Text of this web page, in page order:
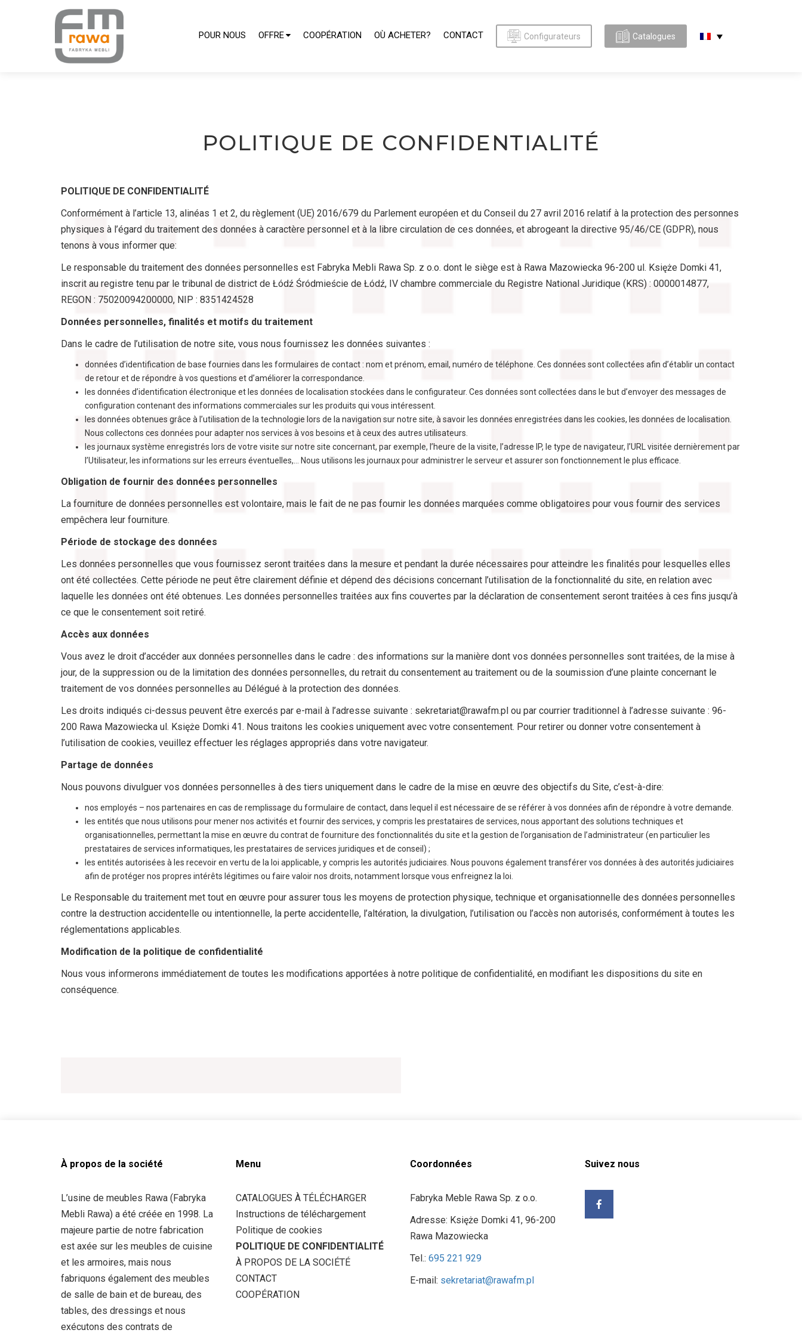
POUR NOUS OFFRE COOPÉRATION OÙ ACHETER? CONTACT Configurateurs Catalogues
COOPÉRATION
CONTACT
POLONAIS)
ENGLISH
ANGLAIS)
DEUTSCH
ALLEMAND)
POLITIQUE DE CONFIDENTIALITÉ
POLITIQUE DE CONFIDENTIALITÉ
Conformément à l’article 13, alinéas 1 et 2, du règlement (UE) 2016/679 du Parlement européen et du Conseil du 27 avril 2016 relatif à la protection des personnes
physiques à l’égard du traitement des données à caractère personnel et à la libre circulation de ces données, et abrogeant la directive 95/46/CE (GDPR), nous
tenons à vous informer que:
Le responsable du traitement des données personnelles est Fabryka Mebli Rawa Sp. z o.o. dont le siège est à Rawa Mazowiecka 96-200 ul. Księże Domki 41,
inscrit au registre tenu par le tribunal de district de Łódź Śródmieście de Łódź, IV chambre commerciale du Registre National Juridique (KRS) : 0000014877,
REGON : 75020094200000, NIP : 8351424528
Données personnelles, finalités et motifs du traitement
Dans le cadre de l’utilisation de notre site, vous nous fournissez les données suivantes :
données d’identification de base fournies dans les formulaires de contact : nom et prénom, email, numéro de téléphone. Ces données sont collectées afin d’établir un contact
de retour et de répondre à vos questions et d’améliorer la correspondance.
les données d’identification électronique et les données de localisation stockées dans le configurateur. Ces données sont collectées dans le but d’envoyer des messages de
configuration contenant des informations commerciales sur les produits qui vous intéressent.
les données obtenues grâce à l’utilisation de la technologie lors de la navigation sur notre site, à savoir les données enregistrées dans les cookies, les données de localisation.
Nous collectons ces données pour adapter nos services à vos besoins et à ceux des autres utilisateurs.
les journaux système enregistrés lors de votre visite sur notre site concernant, par exemple, l’heure de la visite, l’adresse IP, le type de navigateur, l’URL visitée dernièrement par
l’Utilisateur, les informations sur les erreurs éventuelles,… Nous utilisons les journaux pour administrer le serveur et assurer son fonctionnement le plus efficace.
Obligation de fournir des données personnelles
La fourniture de données personnelles est volontaire, mais le fait de ne pas fournir les données marquées comme obligatoires pour vous fournir des services
empêchera leur fourniture.
Période de stockage des données
Les données personnelles que vous fournissez seront traitées dans la mesure et pendant la durée nécessaires pour atteindre les finalités pour lesquelles elles
ont été collectées. Cette période ne peut être clairement définie et dépend des décisions concernant l’utilisation de la fonctionnalité du site, en relation avec
laquelle les données ont été obtenues. Les données personnelles traitées aux fins couvertes par la déclaration de consentement seront traitées à ces fins jusqu’à
ce que le consentement soit retiré.
Accès aux données
Vous avez le droit d’accéder aux données personnelles dans le cadre : des informations sur la manière dont vos données personnelles sont traitées, de la mise à
jour, de la suppression ou de la limitation des données personnelles, du retrait du consentement au traitement ou de la soumission d’une plainte concernant le
traitement de vos données personnelles au Délégué à la protection des données.
Les droits indiqués ci-dessus peuvent être exercés par e-mail à l’adresse suivante : sekretariat@rawafm.pl ou par courrier traditionnel à l’adresse suivante : 96-
200 Rawa Mazowiecka ul. Księże Domki 41. Nous traitons les cookies uniquement avec votre consentement. Pour retirer ou donner votre consentement à
l’utilisation de cookies, veuillez effectuer les réglages appropriés dans votre navigateur.
Partage de données
Nous pouvons divulguer vos données personnelles à des tiers uniquement dans le cadre de la mise en œuvre des objectifs du Site, c’est-à-dire:
nos employés – nos partenaires en cas de remplissage du formulaire de contact, dans lequel il est nécessaire de se référer à vos données afin de répondre à votre demande.
les entités que nous utilisons pour mener nos activités et fournir des services, y compris les prestataires de services, nous apportant des solutions techniques et
organisationnelles, permettant la mise en œuvre du contrat de fourniture des fonctionnalités du site et la gestion de l’organisation de l’administrateur (en particulier les
prestataires de services informatiques, les prestataires de services juridiques et de conseil) ;
les entités autorisées à les recevoir en vertu de la loi applicable, y compris les autorités judiciaires. Nous pouvons également transférer vos données à des autorités judiciaires
afin de protéger nos propres intérêts légitimes ou faire valoir nos droits, notamment lorsque vous enfreignez la loi.
Le Responsable du traitement met tout en œuvre pour assurer tous les moyens de protection physique, technique et organisationnelle des données personnelles
contre la destruction accidentelle ou intentionnelle, la perte accidentelle, l’altération, la divulgation, l’utilisation ou l’accès non autorisés, conformément à toutes les
réglementations applicables.
Modification de la politique de confidentialité
Nous vous informerons immédiatement de toutes les modifications apportées à notre politique de confidentialité, en modifiant les dispositions du site en
conséquence.
À propos de la société
L’usine de meubles Rawa (Fabryka
Mebli Rawa) a été créée en 1998. La
majeure partie de notre fabrication
est axée sur les meubles de cuisine
et les armoires, mais nous
fabriquons également des meubles
de salle de bain et de bureau, des
tables, des dressings et nous
exécutons des contrats de
Menu
CATALOGUES À TÉLÉCHARGER
Instructions de téléchargement
Politique de cookies
POLITIQUE DE CONFIDENTIALITÉ
À PROPOS DE LA SOCIÉTÉ
CONTACT
COOPÉRATION
Coordonnées
Fabryka Meble Rawa Sp. z o.o.
Adresse: Księże Domki 41, 96-200
Rawa Mazowiecka
Tel.: 695 221 929
E-mail: sekretariat@rawafm.pl
Suivez nous